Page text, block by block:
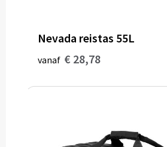
Nevada reistas 55L
vanaf € 28,78